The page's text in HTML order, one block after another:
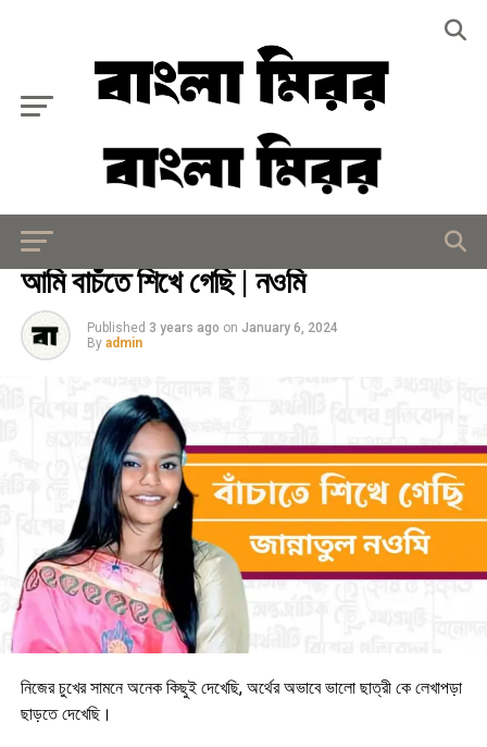
সাহিত্য
আমি বাচঁতে শিখে গেছি | নওমি
Published 3 years ago on January 6, 2024
By admin
নিজের চুখের সামনে অনেক কিছুই দেখেছি, অর্থের অভাবে ভালো ছাত্রী কে লেখাপড়া
ছাড়তে দেখেছি।